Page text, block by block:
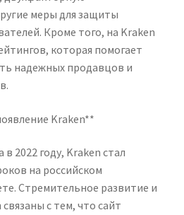
меры для защиты
Кроме того, на Kraken
которая помогает
надежных продавцов и
Kraken**
2022 году, Kraken стал
на российском
Стремительное развитие и
с тем, что сайт